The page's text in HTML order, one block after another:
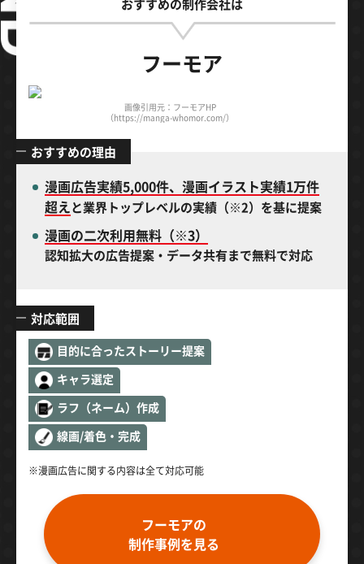
フーモア
画像引用元：フーモアHP
（https://manga-whomor.com/）
おすすめの理由
漫画広告実績5,000件、漫画イラスト実績1万件
超え と業界トップレベルの実績（※2）を基に提案
漫画の二次利用無料（※3）
認知拡大の広告提案・データ共有まで無料で対応
対応範囲
目的に合ったストーリー提案
キャラ選定
ラフ（ネーム）作成
線画/着色・完成
※漫画広告に関する内容は全て対応可能
フーモアの
制作事例を見る